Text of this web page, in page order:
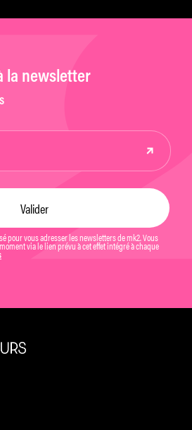
la newsletter
pour vous adresser les newsletters de mk2. Vous
via le lien prévu à cet effet intégré à chaque